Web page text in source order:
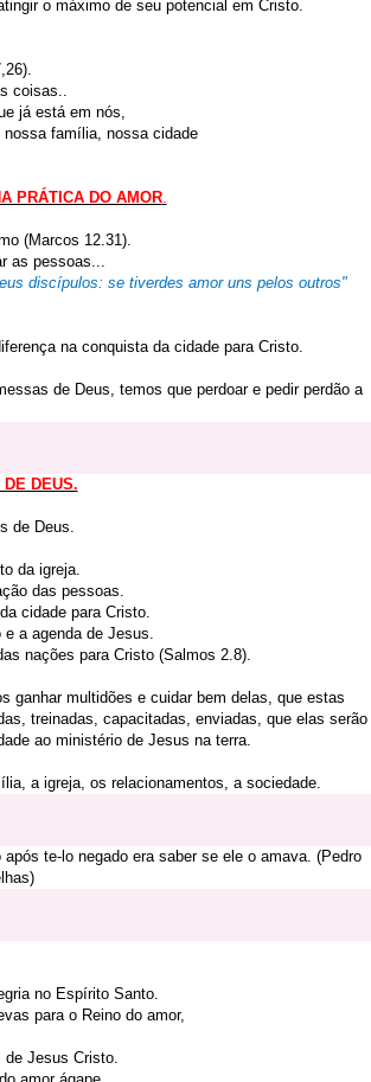
o máximo de seu potencial em Cristo.
coisas..
já está em nós,
família, nossa cidade
PRÁTICA DO AMOR.
(Marcos 12.31).
as pessoas...
discípulos: se tiverdes amor uns pelos outros"
na conquista da cidade para Cristo.
de Deus, temos que perdoar e pedir perdão a
DEUS.
de Deus.
da igreja.
das pessoas.
cidade para Cristo.
a agenda de Jesus.
nações para Cristo (Salmos 2.8).
ganhar multidões e cuidar bem delas, que estas
treinadas, capacitadas, enviadas, que elas serão
ao ministério de Jesus na terra.
a igreja, os relacionamentos, a sociedade.
te-lo negado era saber se ele o amava. (Pedro
no Espírito Santo.
para o Reino do amor,
Jesus Cristo.